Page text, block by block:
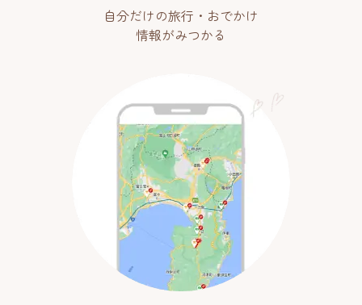
自分だけの旅行・おでかけ
情報がみつかる